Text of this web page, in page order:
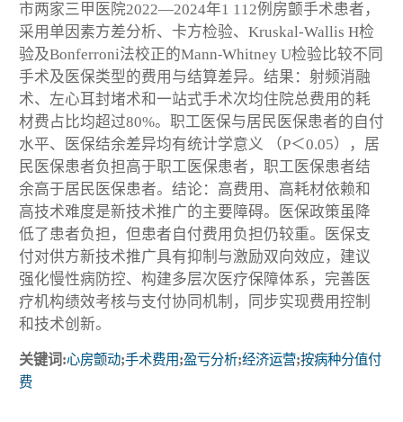
市两家三甲医院2022—2024年1 112例房颤手术患者，
采用单因素方差分析、卡方检验、Kruskal-Wallis H检
验及Bonferroni法校正的Mann⁃Whitney U检验比较不同
手术及医保类型的费用与结算差异。结果：射频消融
术、左心耳封堵术和一站式手术次均住院总费用的耗
材费占比均超过80%。职工医保与居民医保患者的自付
水平、医保结余差异均有统计学意义 （P＜0.05），居
民医保患者负担高于职工医保患者，职工医保患者结
余高于居民医保患者。结论：高费用、高耗材依赖和
高技术难度是新技术推广的主要障碍。医保政策虽降
低了患者负担，但患者自付费用负担仍较重。医保支
付对供方新技术推广具有抑制与激励双向效应，建议
强化慢性病防控、构建多层次医疗保障体系，完善医
疗机构绩效考核与支付协同机制，同步实现费用控制
和技术创新。
关键词:心房颤动;手术费用;盈亏分析;经济运营;按病种分值付
费